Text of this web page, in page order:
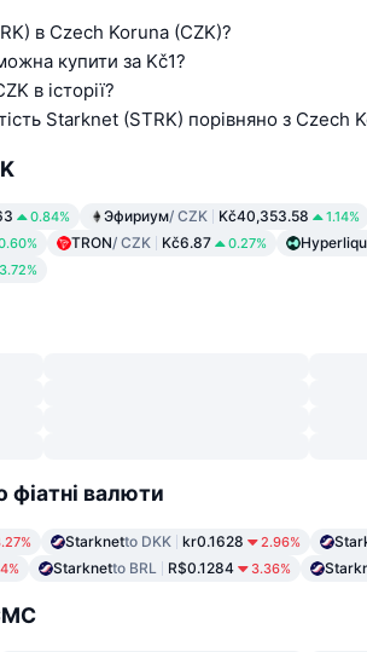
в Czech Koruna (CZK)?
купити за Kč1?
в історії?
Starknet (STRK) порівняно з Czech
0.84% Эфириум/ CZK Kč40,353.58 1.14%
TRON/ CZK Kč6.87 0.27%
3.72%
фіатні валюти
Starknetto DKK kr0.1628 2.96%
Starknetto BRL R$0.1284 3.36%